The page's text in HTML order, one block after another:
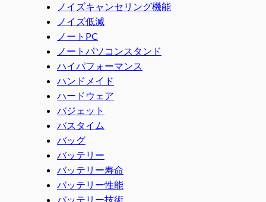
ノイズキャンセリング機能
ノイズ低減
ノートPC
ノートパソコンスタンド
ハイパフォーマンス
ハンドメイド
ハードウェア
バジェット
バスタイム
バッグ
バッテリー
バッテリー寿命
バッテリー性能
バッテリー技術